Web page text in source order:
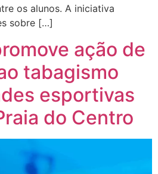
os alunos. A iniciativa
sobre […]
ação de
tabagismo
esportivas
do Centro